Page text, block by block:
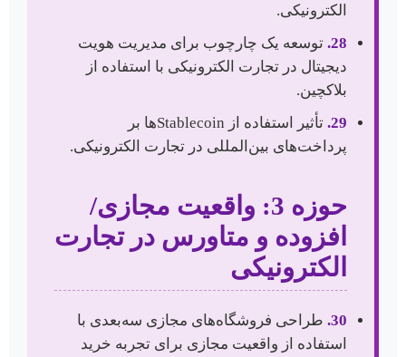
الکترونیکی.
28. توسعه یک چارچوب برای مدیریت هویت
دیجیتال در تجارت الکترونیکی با استفاده از
بلاکچین.
29.
تأثیر استفاده از Stablecoinها بر
پرداخت‌های بین‌المللی در تجارت الکترونیکی.
حوزه 3: واقعیت مجازی/
افزوده و متاورس در تجارت
الکترونیکی
30. طراحی فروشگاه‌های مجازی سه‌بعدی با
استفاده از واقعیت مجازی برای تجربه خرید